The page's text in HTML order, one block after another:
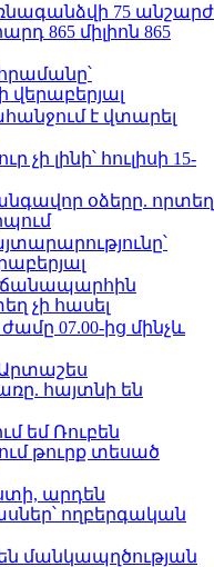
75 անշարժ
865 միլիոն 865
վերաբերյալ
է վտարել
չի լինի՝ հուլիսի 15-
օձերը. որտեղ
ճանապարհին
չի հասել
ժամը 07.00-ից մինչև
հայտնի են
եմ Ռուբեն
թուրք տեսած
արդեն
ողբերգական
մանկապղծության